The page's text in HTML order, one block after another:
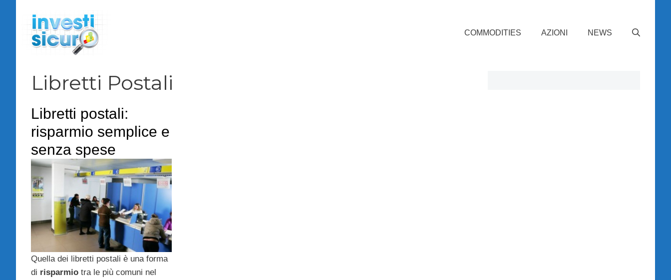
contenuto
COMMODITIES AZIONI NEWS
Libretti Postali
Libretti postali:
risparmio semplice e
senza spese
Quella dei libretti postali è una forma
di risparmio tra le più comuni nel